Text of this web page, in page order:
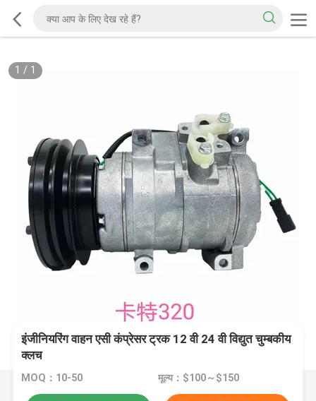
1 / 1
इंजीनियरिंग वाहन एसी कंप्रेसर ट्रक 12 वी 24 वी विद्युत चुम्बकीय
क्लच
MOQ：10-50 मूल्य：$100～$150